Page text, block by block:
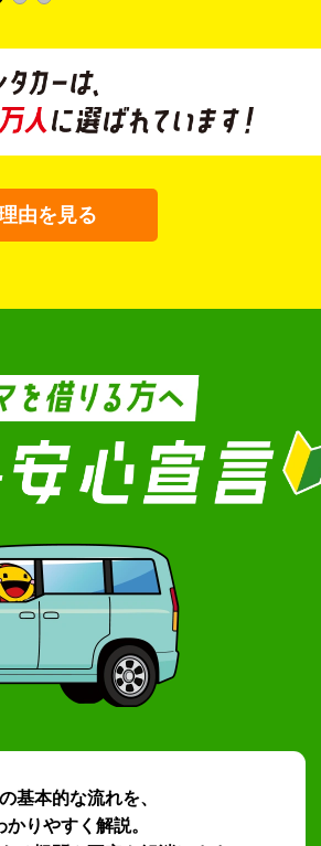
由を見る
基本的な流れを、
りやすく解説。